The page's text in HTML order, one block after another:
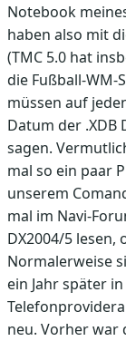
Notebook
haben also mit
(TMC 5.0 hat
die Fußball-
müssen auf
Datum der .XDB
sagen.
mal so ein paar
unserem
mal im Navi-
DX2004/5 lesen,
Normalerweise
ein Jahr später
neu. Vorher war